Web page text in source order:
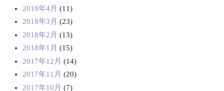
2018年4月 (11)
2018年3月 (23)
2018年2月 (13)
2018年1月 (15)
2017年12月 (14)
2017年11月 (20)
2017年10月 (7)